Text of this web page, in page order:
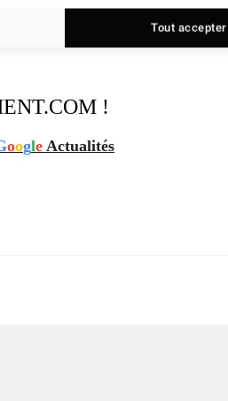
et de créer la surprise.
!
oogle Actualités
Tout accepter